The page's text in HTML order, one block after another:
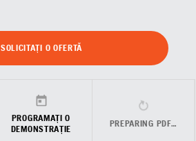
SOLICITAȚI O OFERTĂ
PROGRAMAȚI O
DEMONSTRAȚIE
PREPARING PDF…